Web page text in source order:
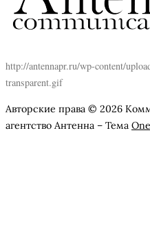
http://antennapr.ru/wp-content/
transparent.gif
Авторские права © 2026
агентство Антенна – Тема